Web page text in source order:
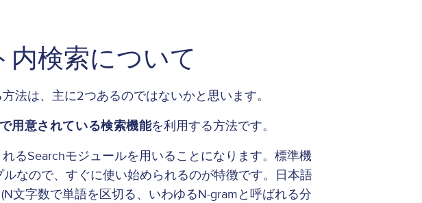
検索について
法は、主に2つあるのではないかと思います。
用意されている検索機能を利用する方法です。
るSearchモジュールを用いることになります。標準機
なので、すぐに使い始められるのが特徴です。日本語
文字数で単語を区切る、いわゆるN-gramと呼ばれる分